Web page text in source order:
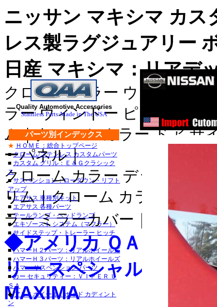
デュランゴ_クローム/
・チャージャー_クロ
グランドチェロキー_
タンドラ_クローム/ス
サーフ_クローム/ステ
ステンレス
Quality Automotive Accessories
Stainless Parts:Made in The USA
パーツ別インデックス
★ ＨＯＭＥ：総合トップページ
■クローム/ステンレス カスタムパーツ
■ カスタム グリル：Ｅ＆Ｇクラシック
ス
■ サスペンション：ローダウン・リフト
アップ
■ エアサス 車種別キット
■ エアサス 各種パーツ
■ テールランプ・ヘッドランプ
■エキゾースト システム（マフラー）
■サイドステップ・トレーラー ヒッチ
■ハマーＨ２パーツ：リアルホイールズ
■ ハマーＨ３パーツ：リアルホイールズ
■ ハマー サスペンション パーツ
■カー セキュリティー：ＶＩＰＥＲ Ｕ
ＳＡ
◆アルミホイール：ボイド カディント
ン
ニッサン マキシマ カス
レス製ラグジュアリー
日産 マキシマ：リアデ
クローム カラー ウィンドゥ
ラー ウィンドー ピラー｜ク
ム｜クローム カラー ドア サ
ーパネル｜
クローム カラー デッキ トリ
リム｜クローム カラー ライ
ラー ミラーカバー｜クロー
◆アメリカ ＱＡＡ-ＵＳ
リー スペシャル カスタ
MAXIMA